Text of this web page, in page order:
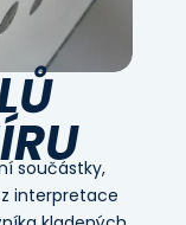
součástky,
interpretace